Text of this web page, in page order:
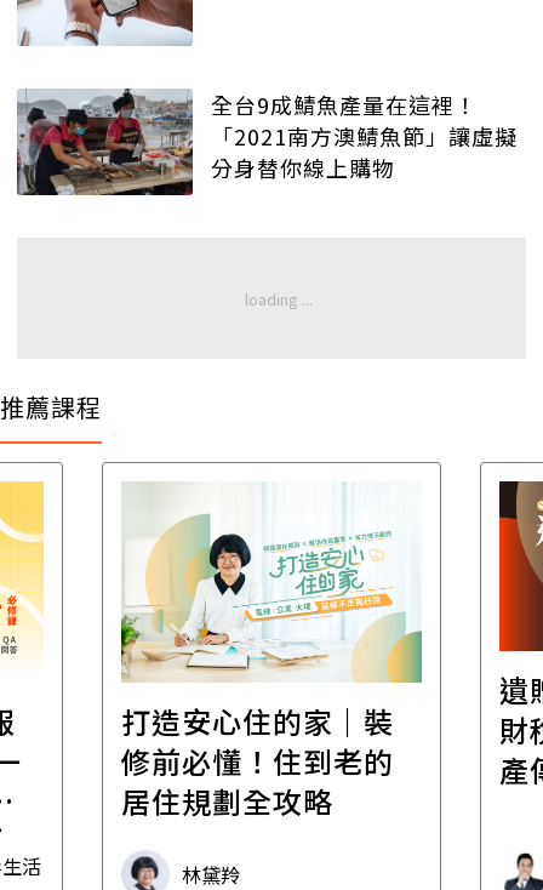
全台9成鯖魚產量在這裡！
「2021南方澳鯖魚節」讓虛擬
分身替你線上購物
推薦課程
活
打造安心住的家｜裝
修前必懂！住到老的
居住規劃全攻略
林黛羚
遺
財
產